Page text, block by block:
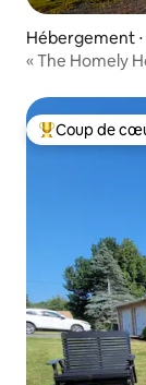
Hébergement
« The Homely
Coups de cœur
Coup de